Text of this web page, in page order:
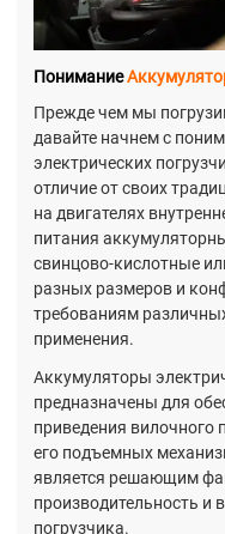
Понимание
Прежде чем мы
давайте начнем с
электрических
отличие от своих
на двигателях
питания
свинцово-кислотные
разных размеров и
требованиям
применения.
Аккумуляторы
предназначены для
приведения вилочного
его подъемных
является решающим
производительность и
погрузчика.